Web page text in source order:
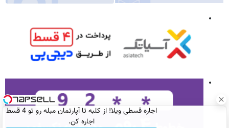
اجاره‌ قسطی ویلا! از کلبه تا آپارتمان مبله رو تو 4 قسط
اجاره کن.